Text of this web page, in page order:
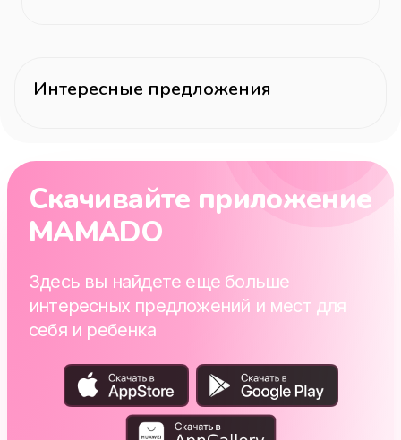
Интересные предложения
Скачивайте приложение
MAMADO
Здесь вы найдете еще больше
интересных предложений и мест для
себя и ребенка